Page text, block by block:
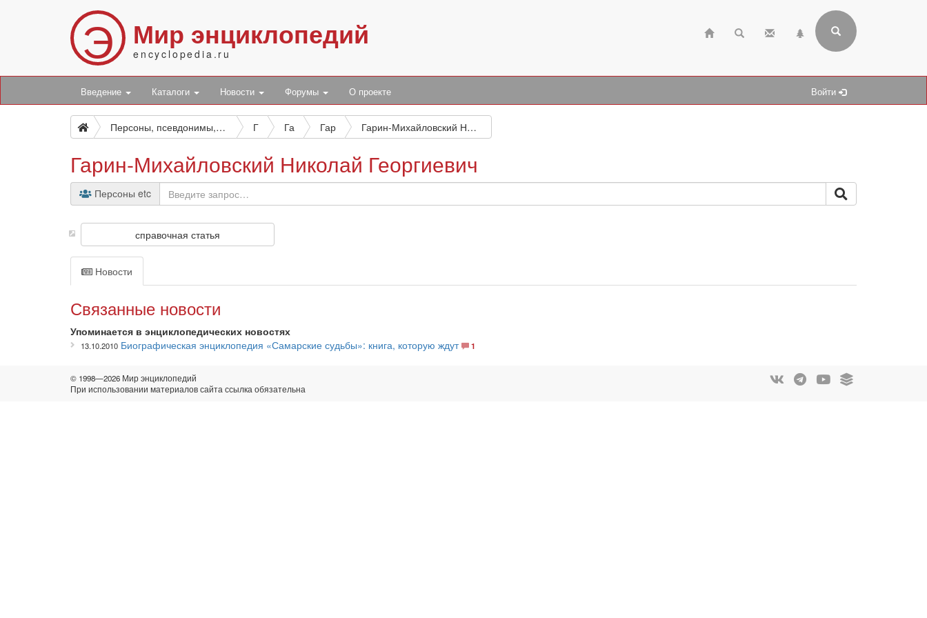
Э Мир энциклопедий
encyclopedia.ru
Введение Каталоги Новости Форумы О проекте Войти
Персоны, псевдонимы, персонажи и боты Г Га Гар Гарин-Михайловский Николай Георгиевич
Гарин-Михайловский Николай Георгиевич
Персоны etc
справочная статья
Новости
Связанные новости
Упоминается в энциклопедических новостях
13.10.2010 Биографическая энциклопедия «Самарские судьбы»: книга, которую ждут 1
© 1998—2026 Мир энциклопедий
При использовании материалов сайта ссылка обязательна